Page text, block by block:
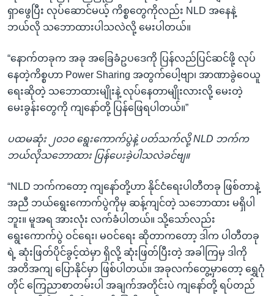
ရှာဖွေပြီး လုပ်ဆောင်မယ့် ကိစ္စတွေကိုလည်း NLD အနေနဲ့
ဘယ်လို သဘောထားပါသလဲလို့ မေးပါတယ်။
“နောက်တခုက အခု အခြေခံဥပဒေကို ပြန်လည်ပြင်ဆင်ဖို့ လုပ်
နေတဲ့ကိစ္စဟာ Power Sharing အတွက်ပေါ့ဗျာ၊ အာဏာခွဲဝေယူ
ရေးဆိုတဲ့ သဘောထားမျိုးနဲ့ လုပ်နေတာမျိုးလားလို့ မေးတဲ့
မေးခွန်းတွေကို ကျနော်တို့ ပြန်ဖြေရပါတယ်။”
ပထမဆုံး ၂၀၁၀ ရွေးကောက်ပွဲနဲ့ ပတ်သက်လို့ NLD ဘက်က
ဘယ်လိုသဘောထား ပြန်ပေးခဲ့ပါသလဲခင်ဗျ။
“NLD ဘက်ကတော့ ကျနော်တို့ဟာ နိုင်ငံရေးပါတီတခု ဖြစ်တာနဲ့
အညီ ဘယ်ရွေးကောက်ပွဲကိုမှ ဆန့်ကျင်တဲ့ သဘောထား မရှိပါ
ဘူး။ မူအရ အားလုံး လက်ခံပါတယ်။ သို့သော်လည်း
ရွေးကောက်ပွဲ ဝင်ရေး၊ မဝင်ရေး ဆိုတာကတော့ ဒါက ပါတီတခု
ရဲ့ ဆုံးဖြတ်ပိုင်ခွင့်ထဲမှာ ရှိလို့ ဆုံးဖြတ်ပြီးတဲ့ အခါကြမှ ဒါကို
အတိအကျ ပြောနိုင်မှာ ဖြစ်ပါတယ်။ အခုလက်တွေ့မှာတော့ ရွှေဂုံ
တိုင် ကြေညာစာတမ်းပါ အချက်အတိုင်းပဲ ကျနော်တို့ ရပ်တည်